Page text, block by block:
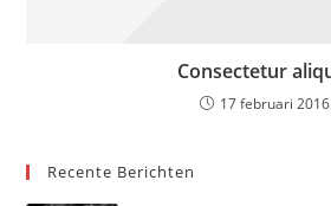
Consectetur
17 februari 2016
Recente Berichten